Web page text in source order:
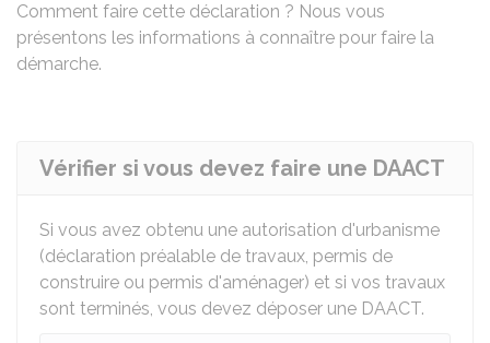
Comment faire cette déclaration ? Nous vous
présentons les informations à connaître pour faire la
démarche.
Vérifier si vous devez faire une DAACT
Si vous avez obtenu une autorisation d'urbanisme
(déclaration préalable de travaux, permis de
construire ou permis d'aménager) et si vos travaux
sont terminés, vous devez déposer une DAACT.